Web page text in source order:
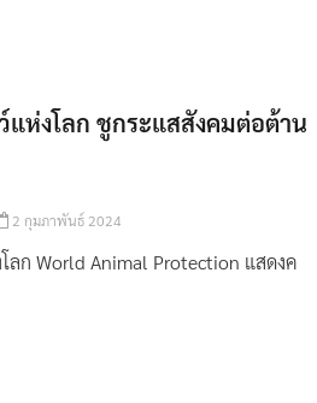
ห่งโลก ชูกระแสสังคมต่อต้าน
2 กุมภาพันธ์ 2024
ก World Animal Protection แสดงค